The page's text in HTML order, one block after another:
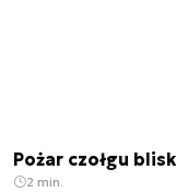
Pożar czołgu
2 min.